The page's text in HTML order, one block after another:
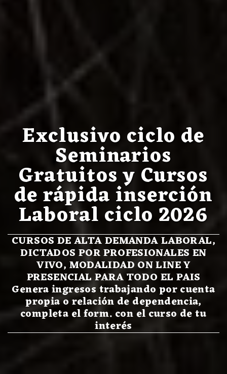
Exclusivo ciclo de
Seminarios
Gratuitos y Cursos
de rápida inserción
Laboral ciclo 2026
CURSOS DE ALTA DEMANDA LABORAL,
DICTADOS POR PROFESIONALES EN
VIVO, MODALIDAD ON LINE Y
PRESENCIAL PARA TODO EL PAIS
Genera ingresos trabajando por cuenta
propia o relación de dependencia,
completa el form. con el curso de tu
interés